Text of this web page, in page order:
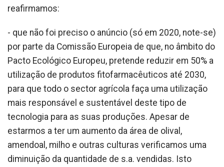
reafirmamos:
- que não foi preciso o anúncio (só em 2020, note-se)
por parte da Comissão Europeia de que, no âmbito do
Pacto Ecológico Europeu, pretende reduzir em 50% a
utilização de produtos fitofarmacêuticos até 2030,
para que todo o sector agrícola faça uma utilização
mais responsável e sustentável deste tipo de
tecnologia para as suas produções. Apesar de
estarmos a ter um aumento da área de olival,
amendoal, milho e outras culturas verificamos uma
diminuição da quantidade de s.a. vendidas. Isto